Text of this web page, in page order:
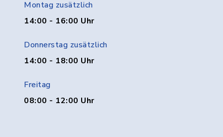
Montag zusätzlich
14:00 - 16:00 Uhr
Donnerstag zusätzlich
14:00 - 18:00 Uhr
Freitag
08:00 - 12:00 Uhr